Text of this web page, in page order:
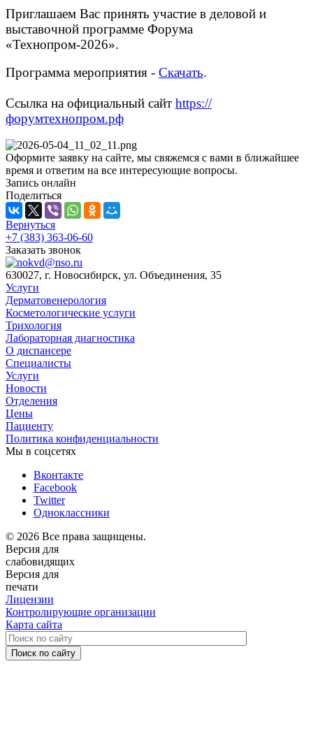
Приглашаем Вас принять участие в деловой и
выставочной программе Форума
«Технопром-2026».
Программа мероприятия - Скачать.
Ссылка на официальный сайт https://
форумтехнопром.рф
Оформите заявку на сайте, мы свяжемся с вами в ближайшее
время и ответим на все интересующие вопросы.
Запись онлайн
Поделиться
Вернуться
+7 (383) 363-06-60
Заказать звонок
630027, г. Новосибирск, ул. Объединения, 35
Услуги
Дерматовенерология
Косметологические услуги
Трихология
Лабораторная диагностика
О диспансере
Специалисты
Услуги
Новости
Отделения
Цены
Пациенту
Политика конфиденциальности
Мы в соцсетях
Вконтакте
Facebook
Twitter
Одноклассники
© 2026 Все права защищены.
Версия для
слабовидящих
Версия для
печати
Лицензии
Контролирующие организации
Карта сайта
Поиск по сайту